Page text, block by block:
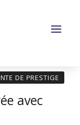
DE PRESTIGE
avec